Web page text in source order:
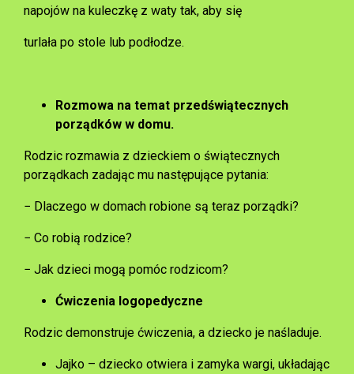
napojów na kuleczkę z waty tak, aby się
turlała po stole lub podłodze.
Rozmowa na temat przedświątecznych
porządków w domu.
Rodzic rozmawia z dzieckiem o świątecznych
porządkach zadając mu następujące pytania:
− Dlaczego w domach robione są teraz porządki?
− Co robią rodzice?
− Jak dzieci mogą pomóc rodzicom?
Ćwiczenia logopedyczne
Rodzic demonstruje ćwiczenia, a dziecko je naśladuje.
Jajko – dziecko otwiera i zamyka wargi, układając